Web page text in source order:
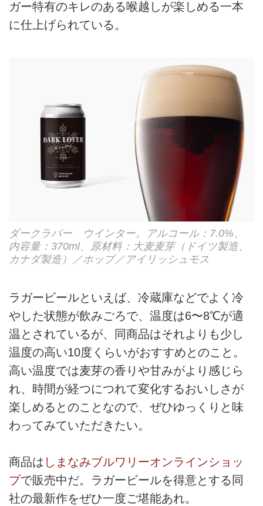
ガー特有のキレのある喉越しが楽しめる一本
に仕上げられている。
ダークラバー ウインター。アルコール：7.0%、
内容量：370ml、原材料：大麦麦芽（ドイツ製造、
カナダ製造）／ホップ／アイリッシュモス
ラガービールといえば、冷蔵庫などでよく冷
やした状態が飲みごろで、温度は6〜8℃が適
温とされているが、同商品はそれよりも少し
温度の高い10度くらいがおすすめとのこと。
高い温度では麦芽の香りや甘みがより感じら
れ、時間が経つにつれて変化するおいしさが
楽しめるとのことなので、ぜひゆっくりと味
わってみていただきたい。
商品は しまなみブルワリーオンラインショッ
プで販売中だ。ラガービールを得意とする同
社の最新作をぜひ一度ご堪能あれ。